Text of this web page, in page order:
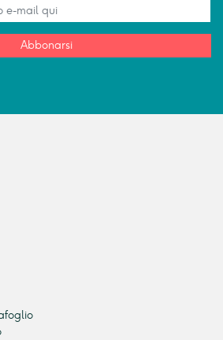
Abbonarsi